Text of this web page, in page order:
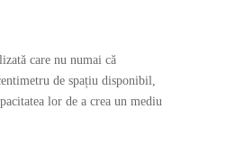
care nu numai că
de spațiu disponibil,
lor de a crea un mediu